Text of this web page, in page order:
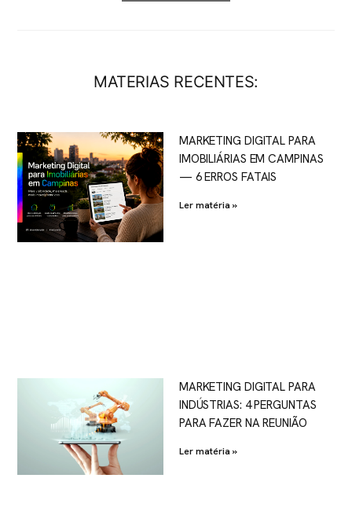
MATERIAS RECENTES:
MARKETING DIGITAL PARA
IMOBILIÁRIAS EM CAMPINAS
— 6 ERROS FATAIS
Ler matéria »
MARKETING DIGITAL PARA
INDÚSTRIAS: 4 PERGUNTAS
PARA FAZER NA REUNIÃO
Ler matéria »